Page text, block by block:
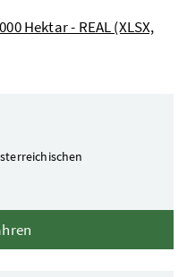
Hektar - REAL (XLSX,